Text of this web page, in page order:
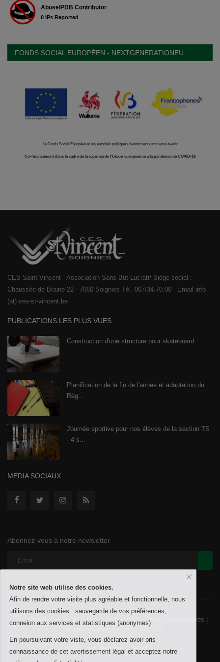
FONDS SOCIAL EUROPÉEN - NEXTGENERATIONEU
Le Fonds Social Européen et les autorités publiques investissent dans votre avenir
Co-financement dans le cadre de la réponse de l'Union européenne à la pandémie de COVID-19
CES Saint-Vincent - Association Sans But Lucratif Siège social :
Chaussée de Braine 22 - 7060 Soignies Tél. 067/34.70.00 - Email info
(at) ces-st-vincent.be
PUBLICATIONS LES PLUS VUES
Construction d'une structure pour skateboard
Planification de la fin de l'année et adaptation du
Règ...
Journée sportive pour nos élèves de la section TS
- 4 s...
MEDIA SOCIAUX
Abonnez-vous à notre newsletter
Copyright © 1999-2026 CES Saint-Vincent - Tous droits réservés |
Numéro d'entreprise 0411.074.023
Conditions d'utilisation
Notre site web utilise des cookies.
Afin de rendre votre visite plus agréable et fonctionnelle, nous
utilisons des cookies : sauvegarde de vos préférences,
conneion aux services et statistiques (anonymes)
En poursuivant votre viste, vous déclarez avoir pris
connaissance de cet avertissement légal et acceptez notre